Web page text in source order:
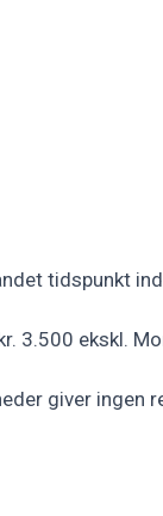
tidspunkt
3.500 ekskl.
giver ingen